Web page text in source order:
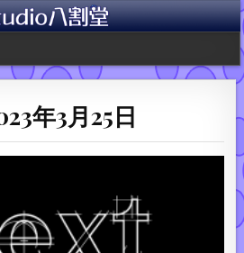
年3月25日